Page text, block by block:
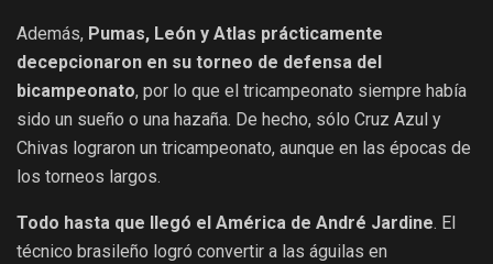
Además, Pumas, León y Atlas prácticamente
decepcionaron en su torneo de defensa del
bicampeonato, por lo que el tricampeonato siempre había
sido un sueño o una hazaña. De hecho, sólo Cruz Azul y
Chivas lograron un tricampeonato, aunque en las épocas de
los torneos largos.
Todo hasta que llegó el América de André Jardine. El
técnico brasileño logró convertir a las águilas en